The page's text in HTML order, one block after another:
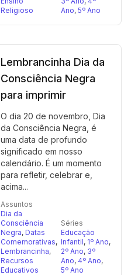
Religioso
Ano, 5º Ano
Lembrancinha Dia da
Consciência Negra
para imprimir
O dia 20 de novembro, Dia
da Consciência Negra, é
uma data de profundo
significado em nosso
calendário. É um momento
para refletir, celebrar e,
acima...
Assuntos
Dia da
Consciência
Negra, Datas
Comemorativas,
Lembrancinha,
Recursos
Educativos
Séries
Educação
Infantil, 1º Ano,
2º Ano, 3º
Ano, 4º Ano,
5º Ano